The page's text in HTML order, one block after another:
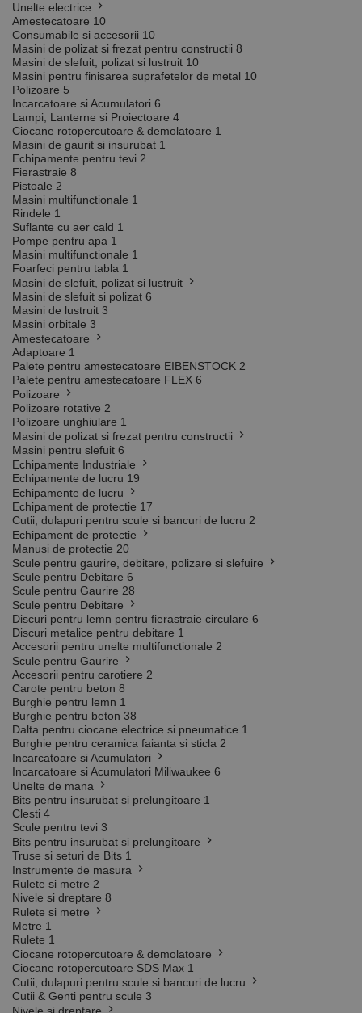
Unelte electrice
Amestecatoare 10
Consumabile si accesorii 10
Masini de polizat si frezat pentru constructii 8
Masini de slefuit, polizat si lustruit 10
Masini pentru finisarea suprafetelor de metal 10
Polizoare 5
Incarcatoare si Acumulatori 6
Lampi, Lanterne si Proiectoare 4
Ciocane rotopercutoare & demolatoare 1
Masini de gaurit si insurubat 1
Echipamente pentru tevi 2
Fierastraie 8
Pistoale 2
Masini multifunctionale 1
Rindele 1
Suflante cu aer cald 1
Pompe pentru apa 1
Masini multifunctionale 1
Foarfeci pentru tabla 1
Masini de slefuit, polizat si lustruit
Masini de slefuit si polizat 6
Masini de lustruit 3
Masini orbitale 3
Amestecatoare
Adaptoare 1
Palete pentru amestecatoare EIBENSTOCK 2
Palete pentru amestecatoare FLEX 6
Polizoare
Polizoare rotative 2
Polizoare unghiulare 1
Masini de polizat si frezat pentru constructii
Masini pentru slefuit 6
Echipamente Industriale
Echipamente de lucru 19
Echipamente de lucru
Echipament de protectie 17
Cutii, dulapuri pentru scule si bancuri de lucru 2
Echipament de protectie
Manusi de protectie 20
Scule pentru gaurire, debitare, polizare si slefuire
Scule pentru Debitare 6
Scule pentru Gaurire 28
Scule pentru Debitare
Discuri pentru lemn pentru fierastraie circulare 6
Discuri metalice pentru debitare 1
Accesorii pentru unelte multifunctionale 2
Scule pentru Gaurire
Accesorii pentru carotiere 2
Carote pentru beton 8
Burghie pentru lemn 1
Burghie pentru beton 38
Dalta pentru ciocane electrice si pneumatice 1
Burghie pentru ceramica faianta si sticla 2
Incarcatoare si Acumulatori
Incarcatoare si Acumulatori Miliwaukee 6
Unelte de mana
Bits pentru insurubat si prelungitoare 1
Clesti 4
Scule pentru tevi 3
Bits pentru insurubat si prelungitoare
Truse si seturi de Bits 1
Instrumente de masura
Rulete si metre 2
Nivele si dreptare 8
Rulete si metre
Metre 1
Rulete 1
Ciocane rotopercutoare & demolatoare
Ciocane rotopercutoare SDS Max 1
Cutii, dulapuri pentru scule si bancuri de lucru
Cutii & Genti pentru scule 3